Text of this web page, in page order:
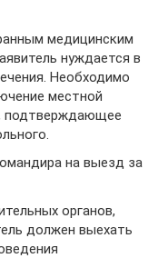
медицинским
нуждается в
Необходимо
местной
подтверждающее
на выезд за
органов,
должен выехать